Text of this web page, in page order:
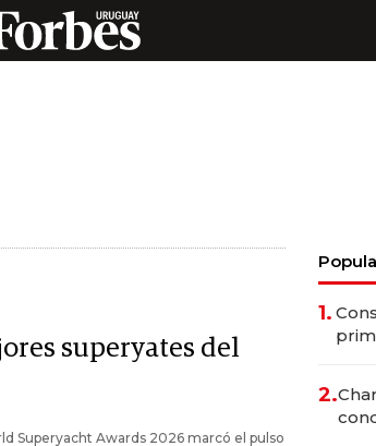
superyates del
Superyacht Awards 2026 marcó el pulso
1.
2.